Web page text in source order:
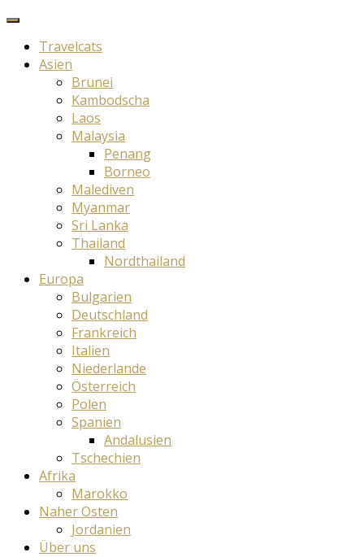
Travelcats
Asien
Brunei
Kambodscha
Laos
Malaysia
Penang
Borneo
Malediven
Myanmar
Sri Lanka
Thailand
Nordthailand
Europa
Bulgarien
Deutschland
Frankreich
Italien
Niederlande
Österreich
Polen
Spanien
Andalusien
Tschechien
Afrika
Marokko
Naher Osten
Jordanien
Über uns